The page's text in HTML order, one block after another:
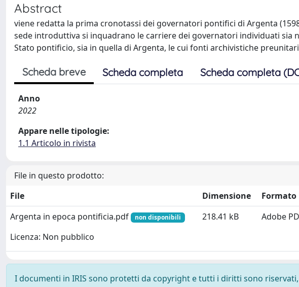
Abstract
viene redatta la prima cronotassi dei governatori pontifici di Argenta
sede introduttiva si inquadrano le carriere dei governatori individuati sia
Stato pontificio, sia in quella di Argenta, le cui fonti archivistiche
Scheda breve Scheda completa Scheda completa
Anno
2022
Appare nelle tipologie:
1.1 Articolo in rivista
File in questo prodotto:
File
Dimensione
Formato
Argenta in epoca pontificia.pdf
non disponibili
Licenza: Non pubblico
218.41 kB Adobe
I documenti in IRIS sono protetti da copyright e tutti i diritti sono